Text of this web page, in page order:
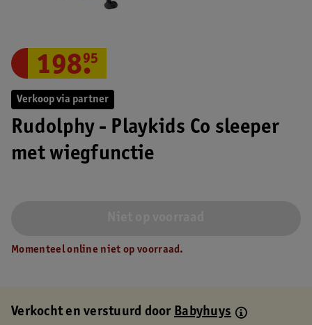
Verkoop via partner
Rudolphy - Playkids Co sleeper
met wiegfunctie
198.
95
Momenteel online niet op voorraad.
Verkocht en verstuurd doorBabyhuys